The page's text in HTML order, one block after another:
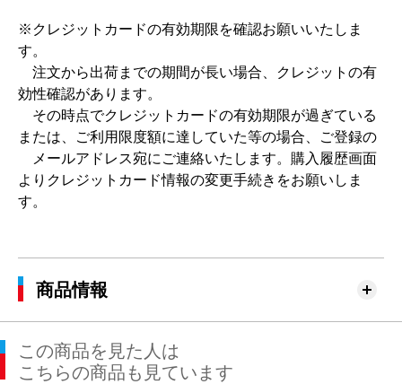
※クレジットカードの有効期限を確認お願いいたしま
す。
注文から出荷までの期間が長い場合、クレジットの有
効性確認があります。
その時点でクレジットカードの有効期限が過ぎている
または、ご利用限度額に達していた等の場合、ご登録の
メールアドレス宛にご連絡いたします。購入履歴画面
よりクレジットカード情報の変更手続きをお願いしま
す。
商品情報
この商品を見た人は
こちらの商品も見ています